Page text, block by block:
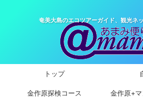
奄美大島のエコツアーガイド、観光ネ
トップ
金作原探検コース 金作原+